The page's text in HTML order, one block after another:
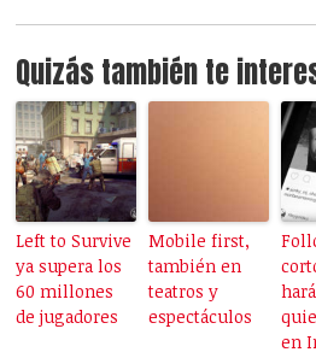
Quizás también te
Left to Survive
ya supera los
60 millones
de jugadores
Mobile first,
también en
teatros y
espectáculos
en